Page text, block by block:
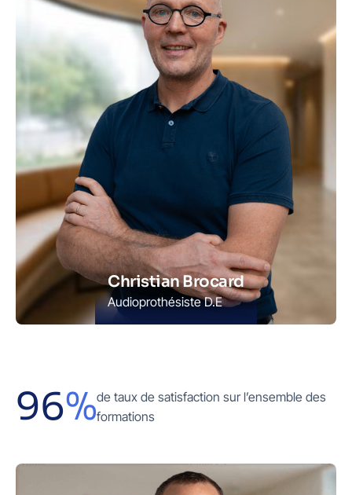
Christian Brocard
Audioprothésiste D.E
96%de taux de satisfaction sur l’ensemble des
formations